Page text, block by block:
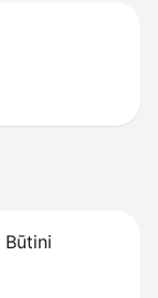
Būtini